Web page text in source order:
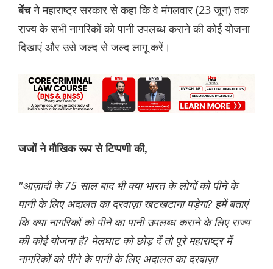
बेंचने महाराष्ट्र सरकार से कहा कि वे मंगलवार (23 जून) तक
राज्य के सभी नागरिकों को पानी उपलब्ध कराने की कोई योजना
दिखाएं और उसे जल्द से जल्द लागू करें।
जजों ने मौखिक रूप से टिप्पणी की,
"आज़ादी के 75 साल बाद भी क्या भारत के लोगों को पीने के
पानी के लिए अदालत का दरवाज़ा खटखटाना पड़ेगा? हमें बताएं
कि क्या नागरिकों को पीने का पानी उपलब्ध कराने के लिए राज्य
की कोई योजना है? मेलघाट को छोड़ दें तो पूरे महाराष्ट्र में
नागरिकों को पीने के पानी के लिए अदालत का दरवाज़ा